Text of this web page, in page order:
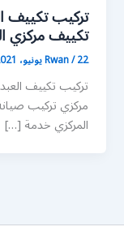
تكييف مركزي
Rwan/22 يونيو، 2021
تركيب تكييف
مركزي تركيب
المركزي خدمة […]